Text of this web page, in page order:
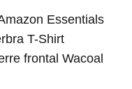
Essentials
T-Shirt
frontal Wacoal